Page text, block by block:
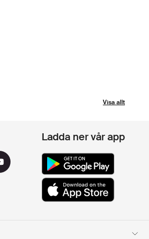
Visa allt
Ladda ner vår app